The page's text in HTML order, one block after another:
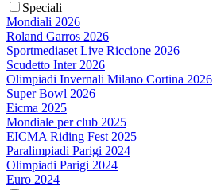
Speciali
Mondiali 2026
Roland Garros 2026
Sportmediaset Live Riccione 2026
Scudetto Inter 2026
Olimpiadi Invernali Milano Cortina 2026
Super Bowl 2026
Eicma 2025
Mondiale per club 2025
EICMA Riding Fest 2025
Paralimpiadi Parigi 2024
Olimpiadi Parigi 2024
Euro 2024